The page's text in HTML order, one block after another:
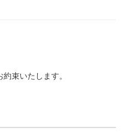
束いたします。